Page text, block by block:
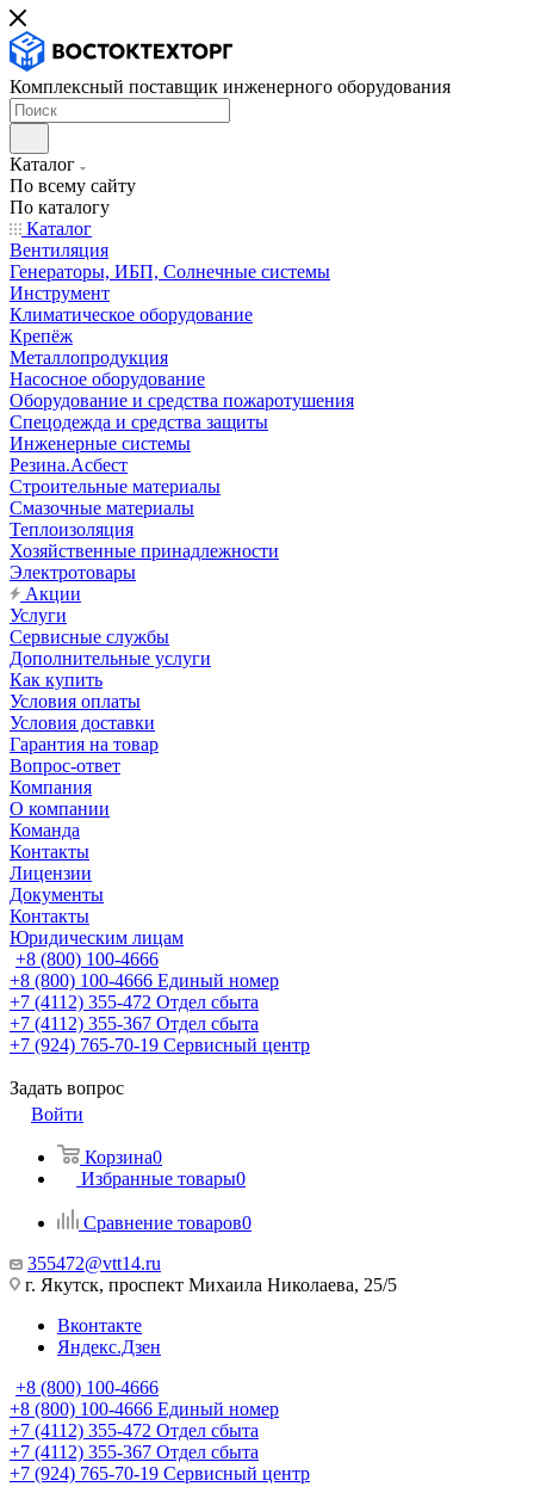
Комплексный поставщик инженерного оборудования
Каталог
По всему сайту
По каталогу
Каталог
Вентиляция
Генераторы, ИБП, Солнечные системы
Инструмент
Климатическое оборудование
Крепёж
Металлопродукция
Насосное оборудование
Оборудование и средства пожаротушения
Спецодежда и средства защиты
Инженерные системы
Резина.Асбест
Строительные материалы
Смазочные материалы
Теплоизоляция
Хозяйственные принадлежности
Электротовары
Акции
Услуги
Сервисные службы
Дополнительные услуги
Как купить
Условия оплаты
Условия доставки
Гарантия на товар
Вопрос-ответ
Компания
О компании
Команда
Контакты
Лицензии
Документы
Контакты
Юридическим лицам
+8 (800) 100-4666
+8 (800) 100-4666 Единый номер
+7 (4112) 355-472 Отдел сбыта
+7 (4112) 355-367 Отдел сбыта
+7 (924) 765-70-19 Сервисный центр
Задать вопрос
Войти
Корзина0
Избранные товары0
Сравнение товаров0
355472@vtt14.ru
г. Якутск, проспект Михаила Николаева, 25/5
Вконтакте
Яндекс.Дзен
+8 (800) 100-4666
+8 (800) 100-4666 Единый номер
+7 (4112) 355-472 Отдел сбыта
+7 (4112) 355-367 Отдел сбыта
+7 (924) 765-70-19 Сервисный центр